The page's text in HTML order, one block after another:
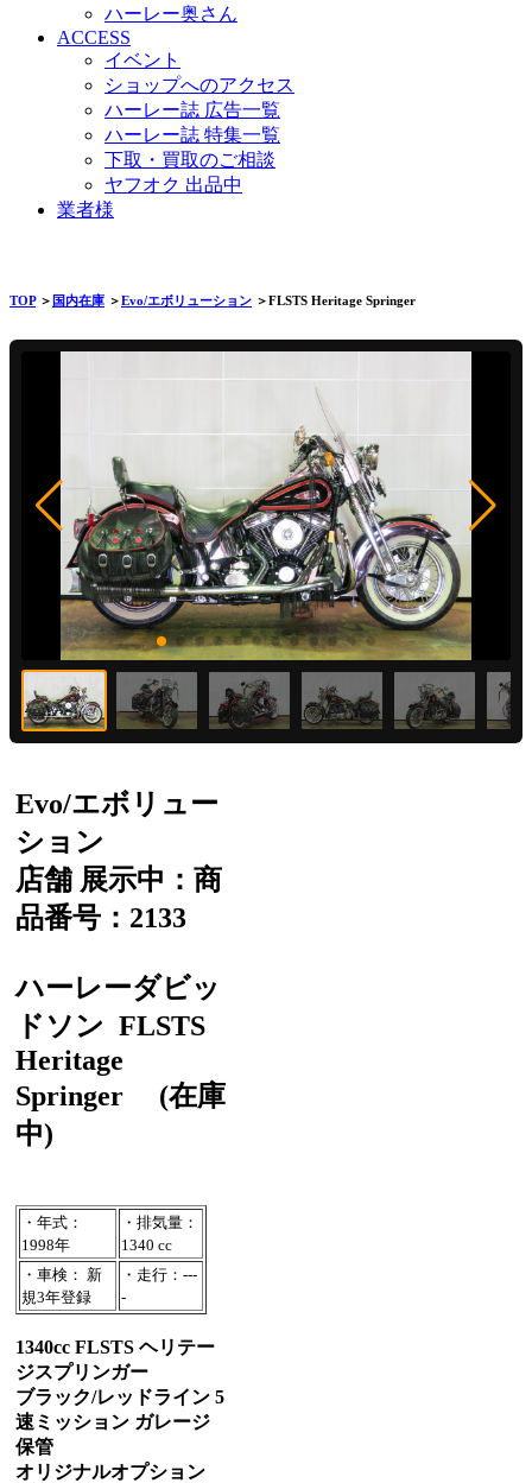
ハーレー奥さん
ACCESS
イベント
ショップへのアクセス
ハーレー誌 広告一覧
ハーレー誌 特集一覧
下取・買取のご相談
ヤフオク 出品中
業者様
TOP＞ 国内在庫 ＞Evo/エボリューション ＞FLSTS Heritage Springer
Evo/エボリュー
ション
店舗 展示中：商
品番号：2133
ハーレーダビッ
ドソン FLSTS
Heritage
Springer
(在庫
中)
・年式：
1998年
・排気量：
1340 cc
・車検： 新
規3年登録
・走行：---
-
1340cc FLSTS ヘリテー
ジスプリンガー
ブラック/レッドライン 5
速ミッション ガレージ
保管
オリジナルオプション